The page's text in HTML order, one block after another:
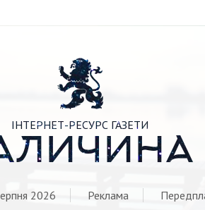

ІНТЕРНЕТ-РЕСУРС ГАЗЕТИ
2026 Реклама